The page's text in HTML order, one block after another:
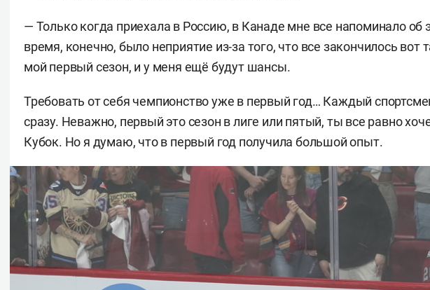
— Только когда приехала в Россию, в Канаде мне все напоминало об
время, конечно, было неприятие из-за того, что все закончилось вот
мой первый сезон, и у меня ещё будут шансы.
Требовать от себя чемпионство уже в первый год… Каждый
сразу. Неважно, первый это сезон в лиге или пятый, ты все равно
Кубок. Но я думаю, что в первый год получила большой опыт.